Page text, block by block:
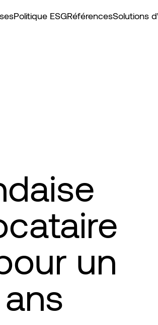
Politique ESGRéférencesSolutions
un